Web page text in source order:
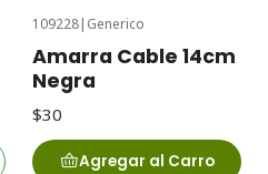
109228| Generico
Amarra Cable 14cm
Negra
$30
Agregar al Carro